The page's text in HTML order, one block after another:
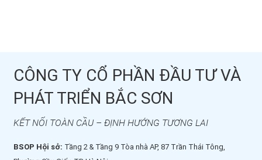
CÔNG TY CỔ PHẦN ĐẦU TƯ VÀ
PHÁT TRIỂN BẮC SƠN
KẾT NỐI TOÀN CẦU – ĐỊNH HƯỚNG TƯƠNG LAI
BSOP Hội sở: Tầng 2 & Tầng 9 Tòa nhà AP, 87 Trần Thái Tông,